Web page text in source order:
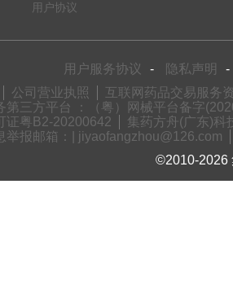
用户协议
用户服务协议 - 隐私声明
-
公司营业执照
互联网药品交易服务
第三方平台 ：（粤）网械平台备字
证粤B2-20200642
集药方舟(广东)科
举报邮箱：| jiyaofangzhou@126.com
©2010-2026